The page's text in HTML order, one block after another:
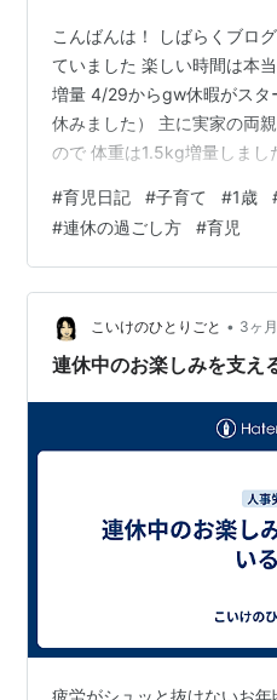
こんばんは！ しばらくブロ
ていました 楽しい時間は本
増量 4/29からgw休暇がス
休みました） 主に実家の両
ので 体重は1.5kg増量しまし
ツやらジュースやら もうた
涙 楽しかったので、来週く
重は戻したいところ ひとま
しいご飯から始めます（笑
すが、顔まわりとかお腹（胃
年齢…
#育児日記 #子育て #1歳
#連休の過ごし方 #育児
こいけのひとりごと • 3ヶ
連休中のお楽しみを支え
疲労がシュッと抜けないお